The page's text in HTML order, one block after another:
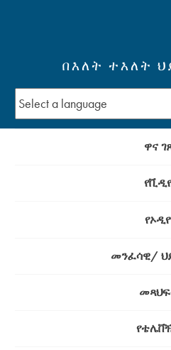
በእለት ተእለት
ዋና
መንፈሳዊ/